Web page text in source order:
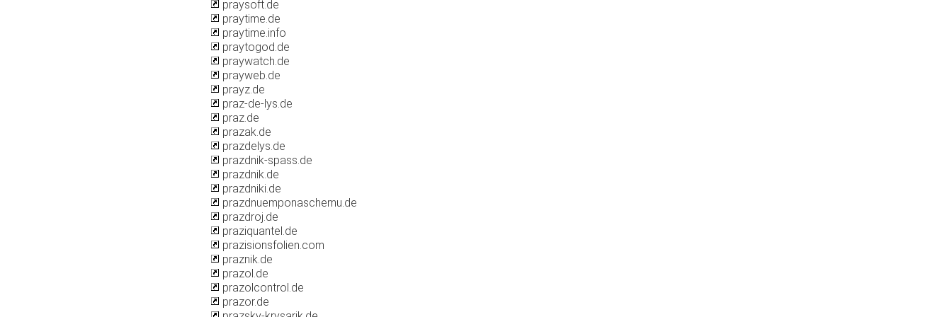
praysoft.de
praytime.de
praytime.info
praytogod.de
praywatch.de
prayweb.de
prayz.de
praz-de-lys.de
praz.de
prazak.de
prazdelys.de
prazdnik-spass.de
prazdnik.de
prazdniki.de
prazdnuemponaschemu.de
prazdroj.de
praziquantel.de
prazisionsfolien.com
praznik.de
prazol.de
prazolcontrol.de
prazor.de